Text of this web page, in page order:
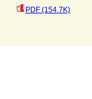
PDF (154.7K)